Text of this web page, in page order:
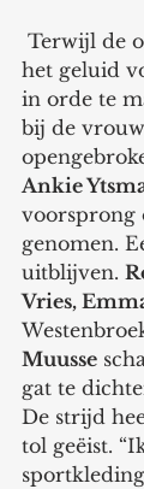
het geluid
in orde te
bij de
Ankie
voorsprong
genomen.
uitblijven.
Vries,
Muusse
gat te
De strijd
tol geëist.